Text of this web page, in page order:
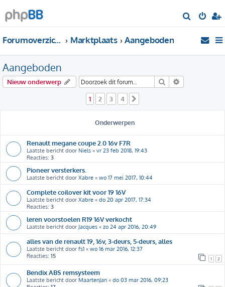
o
Forumoverzicht Marktplaats Aangeboden
Aangeboden
Nieuw onderwerp Zoek
1 2 3 4
Onderwerpen
Renault megane coupe 2.0 16v F7R
Laatste bericht door Niels « vr 23 feb 2018, 19:43
Reacties: 3
Pioneer versterkers.
Laatste bericht door Xabre « wo 17 mei 2017, 10:44
Complete coilover kit voor 19 16V
Laatste bericht door Xabre « do 20 apr 2017, 17:34
Reacties: 3
leren voorstoelen R19 16V verkocht
Laatste bericht door Jacques « zo 24 apr 2016, 20:49
alles van de renault 19, 16v, 3-deurs, 5-deurs, alles
Laatste bericht door fs1 « wo 16 mar 2016, 12:37
Reacties: 15 1 2
Bendix ABS remsysteem
Laatste bericht door MaartenJan « do 03 mar 2016, 09:23